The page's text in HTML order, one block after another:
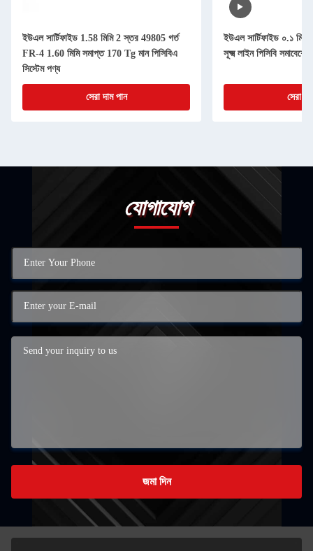
ইউএল সার্টিফাইড 1.58 মিমি 2 স্তর 49805 গর্ত
FR-4 1.60 মিমি সমাপ্ত 170 Tg মান পিসিবিএ
সিস্টেম পণ্য
সেরা দাম পান
ইউএল সার্টিফাইড ০.১ মিমি
সূক্ষ্ম লাইন পিসিবি
সেরা
যোগাযোগ
জমা দিন